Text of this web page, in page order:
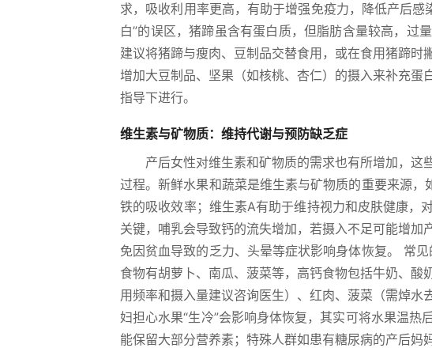
求，吸收利用率更高，有助于增强免疫力，降低产后
白”的误区，猪蹄虽含有蛋白质，但脂肪含量较高，过
建议将猪蹄与瘦肉、豆制品交替食用，或在食用猪蹄
增加大豆制品、坚果（如核桃、杏仁）的摄入来补充
指导下进行。
维生素与矿物质：维持代谢与预防缺乏症
产后女性对维生素和矿物质的需求也有所增加，
过程。新鲜水果和蔬菜是维生素与矿物质的重要来源
铁的吸收效率；维生素A有助于维持视力和皮肤健康，
关键，哺乳会导致钙的流失增加，若摄入不足可能增
免因贫血导致的乏力、头晕等症状影响身体恢复。 常
食物有胡萝卜、南瓜、菠菜等，高钙食物包括牛奶、
用频率和摄入量建议咨询医生）、红肉、菠菜（需焯
妇担心水果“生冷”会影响身体恢复，其实可将水果温
能保留大部分营养素；特殊人群如患有糖尿病的产后